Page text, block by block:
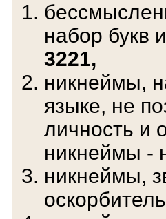
набор букв
3221,
никнеймы,
языке, не
личность и
никнеймы -
никнеймы,